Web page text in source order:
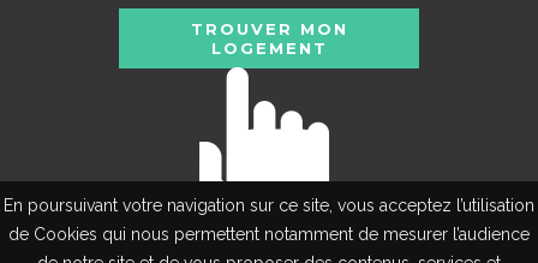
En poursuivant votre navigation sur ce site, vous acceptez l’utilisation
de Cookies qui nous permettent notamment de mesurer l’audience
TROUVER MON
LOGEMENT